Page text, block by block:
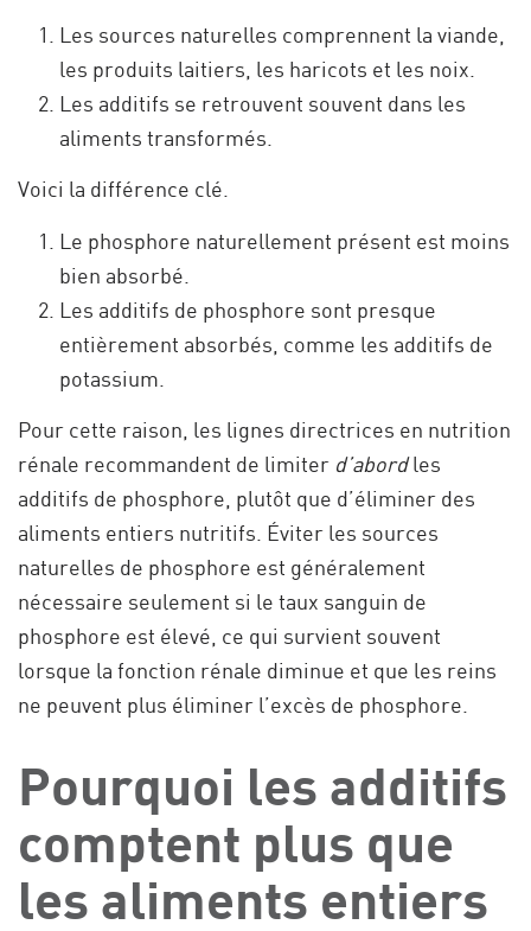
Les sources naturelles comprennent la viande,
les produits laitiers, les haricots et les noix.
Les additifs se retrouvent souvent dans les
aliments transformés.
Voici la différence clé.
Le phosphore naturellement présent est moins
bien absorbé.
Les additifs de phosphore sont presque
entièrement absorbés, comme les additifs de
potassium.
Pour cette raison, les lignes directrices en nutrition
rénale recommandent de limiter d’abordles
additifs de phosphore, plutôt que d’éliminer des
aliments entiers nutritifs. Éviter les sources
naturelles de phosphore est généralement
nécessaire seulement si le taux sanguin de
phosphore est élevé, ce qui survient souvent
lorsque la fonction rénale diminue et que les reins
ne peuvent plus éliminer l’excès de phosphore.
Pourquoi les additifs
comptent plus que
les aliments entiers